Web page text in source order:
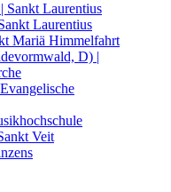
Sankt Laurentius
Laurentius
Mariä Himmelfahrt
D) |
Veit